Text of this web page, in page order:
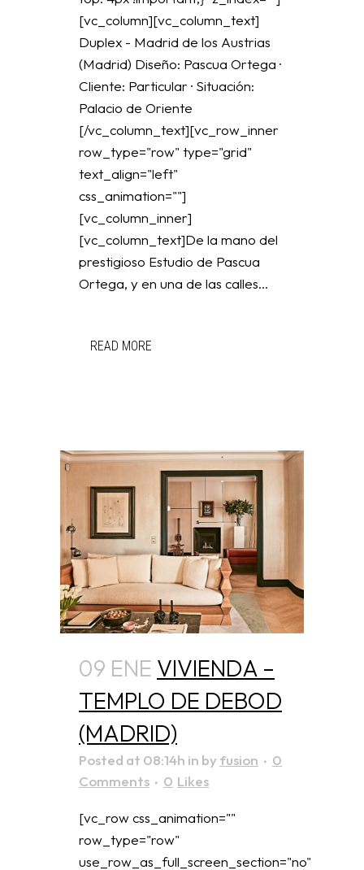
[vc_column][vc_column_text]
Duplex - Madrid de los Austrias
(Madrid) Diseño: Pascua Ortega ·
Cliente: Particular · Situación:
Palacio de Oriente
[/vc_column_text][vc_row_inner
row_type="row" type="grid"
text_align="left"
css_animation=""]
[vc_column_inner]
[vc_column_text]De la mano del
prestigioso Estudio de Pascua
Ortega, y en una de las calles...
READ MORE
09 ENE VIVIENDA –
TEMPLO DE DEBOD
(MADRID)
Posted at 08:14h in byfusion
0
Comments
0 Likes
[vc_row css_animation=""
row_type="row"
use_row_as_full_screen_section="no"